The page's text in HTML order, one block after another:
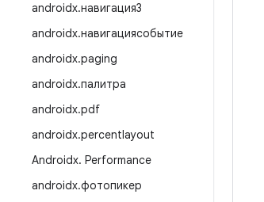
androidx.навигация3
androidx.навигациясобытие
androidx.paging
androidx.палитра
androidx.pdf
androidx.percentlayout
Androidx. Performance
androidx.фотопикер